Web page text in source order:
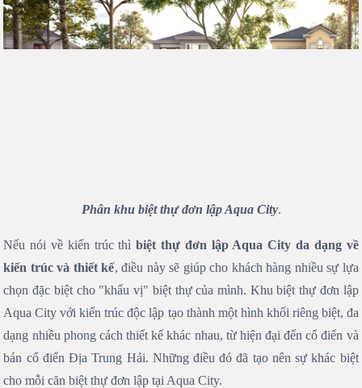
Phân khu biệt thự đơn lập Aqua City.
Nếu nói về kiến trúc thìbiệt thự đơn lập Aqua City da dạng về
kiến trúc và thiết kế, điều này sẽ giúp cho khách hàng nhiều sự lựa
chọn đặc biệt cho "khẩu vị" biệt thự của mình. Khu biệt thự đơn lập
Aqua City với kiến trúc độc lập tạo thành một hình khối riêng biệt, đa
dạng nhiều phong cách thiết kế khác nhau, từ hiện đại đến cổ điển và
bán cổ điển Địa Trung Hải. Những điều đó đã tạo nên sự khác biệt
cho mỗi căn biệt thự đơn lập tại Aqua City.